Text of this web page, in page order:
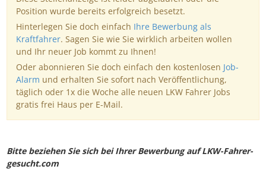
Position wurde bereits erfolgreich besetzt.
Hinterlegen Sie doch einfach Ihre Bewerbung als
Kraftfahrer. Sagen Sie wie Sie wirklich arbeiten wollen
und Ihr neuer Job kommt zu Ihnen!
Oder abonnieren Sie doch einfach den kostenlosen Job-
Alarm und erhalten Sie sofort nach Veröffentlichung,
täglich oder 1x die Woche alle neuen LKW Fahrer Jobs
gratis frei Haus per E-Mail.
Bitte beziehen Sie sich bei Ihrer Bewerbung auf LKW-Fahrer-
gesucht.com